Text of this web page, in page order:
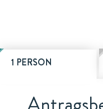
1 PERSON